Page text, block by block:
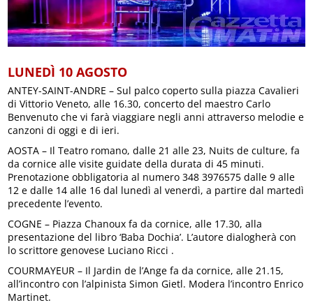
LUNEDÌ 10 AGOSTO
ANTEY-SAINT-ANDRE – Sul palco coperto sulla piazza Cavalieri
di Vittorio Veneto, alle 16.30, concerto del maestro Carlo
Benvenuto che vi farà viaggiare negli anni attraverso melodie e
canzoni di oggi e di ieri.
AOSTA – Il Teatro romano, dalle 21 alle 23, Nuits de culture, fa
da cornice alle visite guidate della durata di 45 minuti.
Prenotazione obbligatoria al numero 348 3976575 dalle 9 alle
12 e dalle 14 alle 16 dal lunedì al venerdì, a partire dal martedì
precedente l’evento.
COGNE – Piazza Chanoux fa da cornice, alle 17.30, alla
presentazione del libro ‘Baba Dochia’. L’autore dialogherà con
lo scrittore genovese Luciano Ricci .
COURMAYEUR – Il Jardin de l’Ange fa da cornice, alle 21.15,
all’incontro con l’alpinista Simon Gietl. Modera l’incontro Enrico
Martinet.